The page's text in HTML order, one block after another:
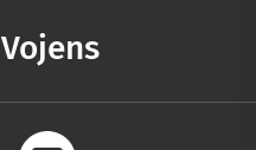
Vojens